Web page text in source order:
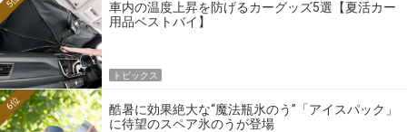
車内の温度上昇を防げるカーグッズ5選【夏活カー
用品ベストバイ】
トピックス
酷暑に効果絶大な“魔法瓶氷のう”「アイスパック」
に待望のスペア氷のうが登場
6位